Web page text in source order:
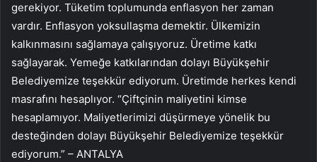
gerekiyor. Tüketim toplumunda enflasyon her zaman
vardır. Enflasyon yoksullaşma demektir. Ülkemizin
kalkınmasını sağlamaya çalışıyoruz. Üretime katkı
sağlayarak. Yemeğe katkılarından dolayı Büyükşehir
Belediyemize teşekkür ediyorum. Üretimde herkes kendi
masrafını hesaplıyor. “Çiftçinin maliyetini kimse
hesaplamıyor. Maliyetlerimizi düşürmeye yönelik bu
desteğinden dolayı Büyükşehir Belediyemize teşekkür
ediyorum.” – ANTALYA